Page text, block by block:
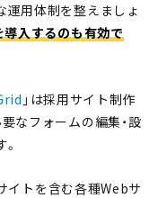
運用体制を整えましょ
入するのも有効で
」は採用サイト制作
なフォームの編集・設
イトを含む各種Webサ